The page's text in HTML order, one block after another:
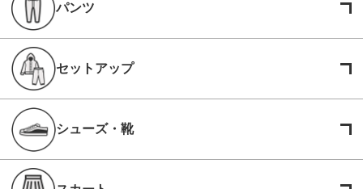
パンツ
セットアップ
シューズ・靴